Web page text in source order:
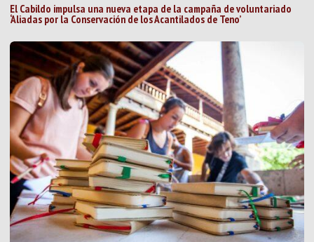
El Cabildo impulsa una nueva etapa de la campaña de voluntariado
‘Aliadas por la Conservación de los Acantilados de Teno’